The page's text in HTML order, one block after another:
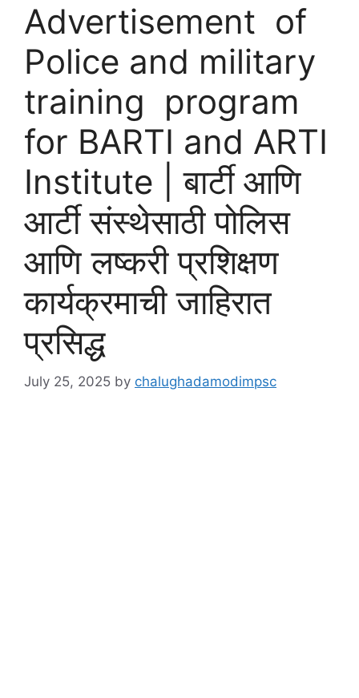
Advertisement of
Police and military
training program
for BARTI and ARTI
Institute | बार्टी आणि
आर्टी संस्थेसाठी पोलिस
आणि लष्करी प्रशिक्षण
कार्यक्रमाची जाहिरात
प्रसिद्ध
July 25, 2025 by chalughadamodimpsc